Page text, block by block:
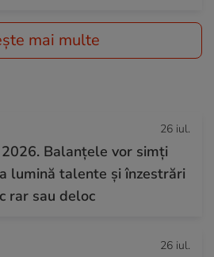
mai multe
26 iul.
Balanțele vor simți
lumină talente și înzestrări
rar sau deloc
26 iul.